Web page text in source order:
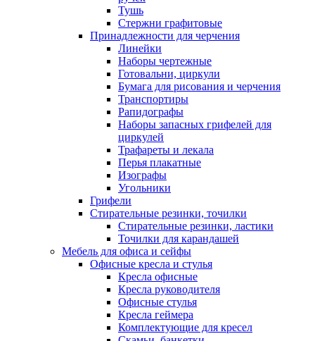
Тушь
Стержни графитовые
Принадлежности для черчения
Линейки
Наборы чертежные
Готовальни, циркули
Бумага для рисования и черчения
Транспортиры
Рапидографы
Наборы запасных грифелей для
циркулей
Трафареты и лекала
Перья плакатные
Изографы
Угольники
Грифели
Стирательные резинки, точилки
Стирательные резинки, ластики
Точилки для карандашей
Мебель для офиса и сейфы
Офисные кресла и стулья
Кресла офисные
Кресла руководителя
Офисные стулья
Кресла геймера
Комплектующие для кресел